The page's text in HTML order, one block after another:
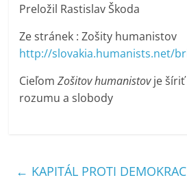
Preložil Rastislav Škoda
Ze stránek : Zošity humanistov
http://slovakia.humanists.net/
CieľomZošitov humanistovje šíriť
rozumu a slobody
← KAPITÁL PROTI